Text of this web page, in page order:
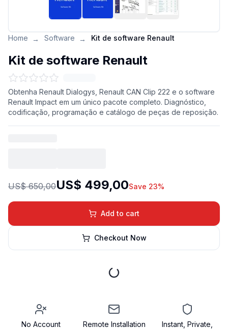
Home → Software → Kit de software Renault
Kit de software Renault
Obtenha Renault Dialogys, Renault CAN Clip 222 e o software
Renault Impact em um único pacote completo. Diagnóstico,
codificação, programação e catálogo de peças de reposição.
US$ 650,00US$ 499,00Save 23%
Add to cart
Checkout Now
No Account
Remote Installation
Instant, Private,